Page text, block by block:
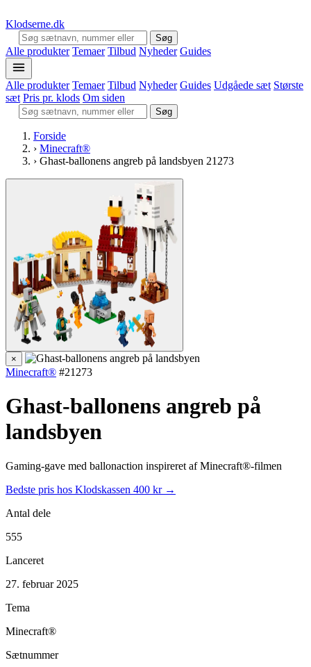
Klodserne.dk
Søg
Alle produkter Temaer Tilbud Nyheder Guides
Alle produkter Temaer Tilbud Nyheder Guides Udgåede sæt Største
sæt Pris pr. klods Om siden
Søg
Forside
› Minecraft®
› Ghast-ballonens angreb på landsbyen 21273
×
Minecraft® #21273
Ghast-ballonens angreb på
landsbyen
Gaming-gave med ballonaction inspireret af Minecraft®-filmen
Bedste pris hos Klodskassen 400 kr →
Antal dele
555
Lanceret
27. februar 2025
Tema
Minecraft®
Sætnummer